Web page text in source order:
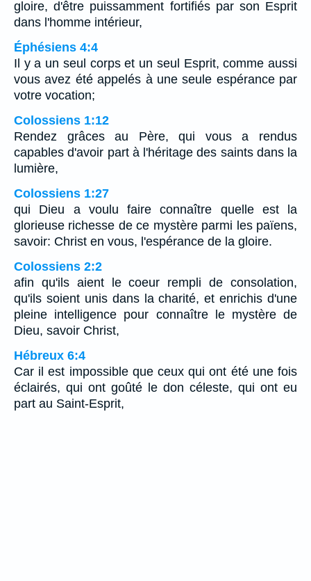
gloire, d'être puissamment fortifiés par son Esprit
dans l'homme intérieur,
Éphésiens 4:4
Il y a un seul corps et un seul Esprit, comme aussi
vous avez été appelés à une seule espérance par
votre vocation;
Colossiens 1:12
Rendez grâces au Père, qui vous a rendus
capables d'avoir part à l'héritage des saints dans la
lumière,
Colossiens 1:27
qui Dieu a voulu faire connaître quelle est la
glorieuse richesse de ce mystère parmi les païens,
savoir: Christ en vous, l'espérance de la gloire.
Colossiens 2:2
afin qu'ils aient le coeur rempli de consolation,
qu'ils soient unis dans la charité, et enrichis d'une
pleine intelligence pour connaître le mystère de
Dieu, savoir Christ,
Hébreux 6:4
Car il est impossible que ceux qui ont été une fois
éclairés, qui ont goûté le don céleste, qui ont eu
part au Saint-Esprit,